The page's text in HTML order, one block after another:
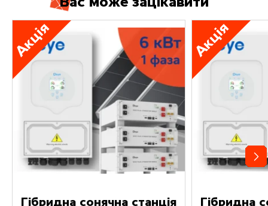
Акція
Гібридна сонячна станція
Акція
Гібридна